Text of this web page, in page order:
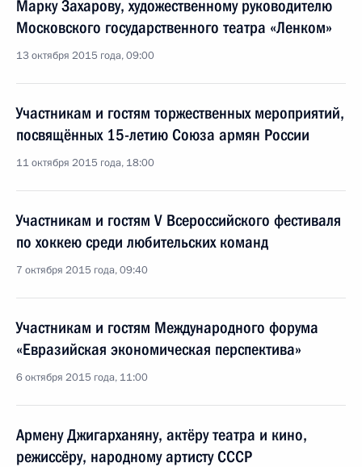
Марку Захарову, художественному руководителю
Московского государственного театра «Ленком»
13 октября 2015 года, 09:00
Участникам и гостям торжественных мероприятий,
посвящённых 15-летию Союза армян России
11 октября 2015 года, 18:00
Участникам и гостям V Всероссийского фестиваля
по хоккею среди любительских команд
7 октября 2015 года, 09:40
Участникам и гостям Международного форума
«Евразийская экономическая перспектива»
6 октября 2015 года, 11:00
Армену Джигарханяну, актёру театра и кино,
режиссёру, народному артисту СССР